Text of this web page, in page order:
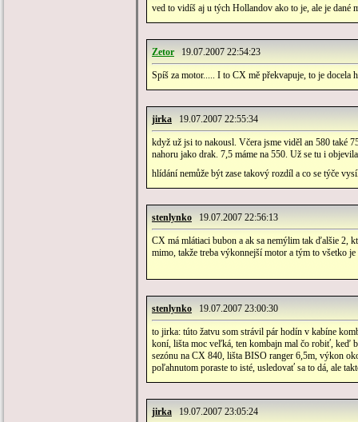
ved to vidíš aj u tých Hollandov ako to je, ale je dané
Zetor 19.07.2007 22:54:23
Spíš za motor..... I to CX mě překvapuje, to je docela
jirka 19.07.2007 22:55:34
když už jsi to nakousl. Včera jsme viděl an 580 také
nahoru jako drak. 7,5 máme na 550. Už se tu i
hlídání nemůže být zase takový rozdíl a co se týče
stenlynko 19.07.2007 22:56:13
CX má mlátiaci bubon a ak sa nemýlim tak ďalšie 2,
mimo, takže treba výkonnejší motor a tým to všetko je
stenlynko 19.07.2007 23:00:30
to jirka: túto žatvu som strávil pár hodín v kabíne
koní, lišta moc veľká, ten kombajn mal čo robiť, keď
sezónu na CX 840, lišta BISO ranger 6,5m, výkon
poľahnutom poraste to isté, usledovať sa to dá, ale
jirka 19.07.2007 23:05:24